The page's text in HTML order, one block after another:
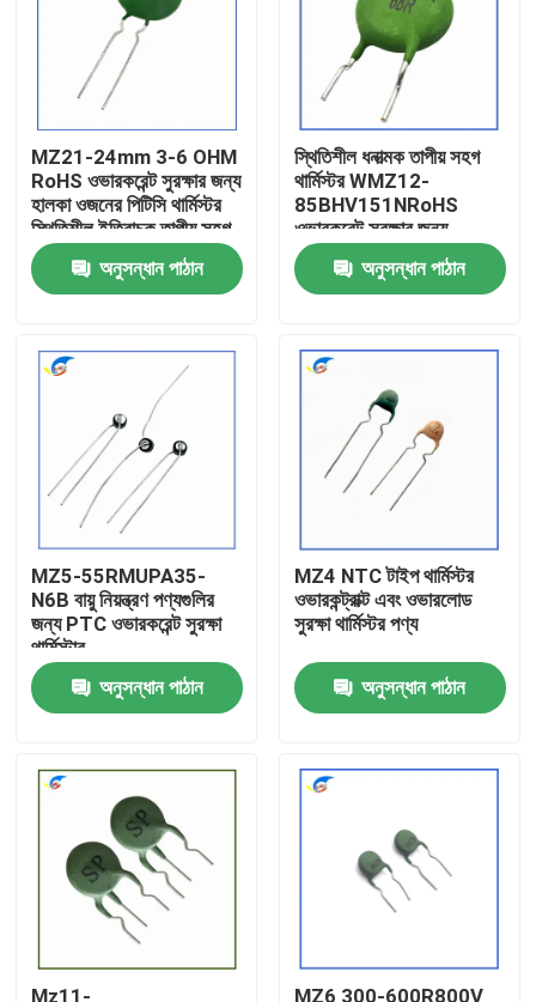
পণ্য
ভিডিও
আমাদের সম্বন্ধে
কারখানা পরিদর্শন
গুণমান নিয়ন্ত্রণ
পিটিসি থার্মিস্টর
MZ21-24mm 3-6 OHM
RoHS ওভারকরেন্ট সুরক্ষার জন্য
হালকা ওজনের পিটিসি থার্মিস্টর
স্থিতিশীল ইতিবাচক তাপীয় সহগ
থার্মিস্টর
অনুসন্ধান পাঠান
স্থিতিশীল ধনাত্মক তাপীয় সহগ
থার্মিস্টর WMZ12-
85BHV151NRoHS
ওভারকরেন্ট সুরক্ষার জন্য
RoHS-সামঞ্জস্যপূর্ণ সার্টিফাইড
অনুসন্ধান পাঠান
MZ5-55RMUPA35-
N6B বায়ু নিয়ন্ত্রণ পণ্যগুলির
জন্য PTC ওভারকরেন্ট সুরক্ষা
থার্মিস্টার
অনুসন্ধান পাঠান
MZ4 NTC টাইপ থার্মিস্টর
ওভারকন্ট্রাক্ট এবং ওভারলোড
সুরক্ষা থার্মিস্টর পণ্য
অনুসন্ধান পাঠান
Mz11- MZ6 300-600R800V